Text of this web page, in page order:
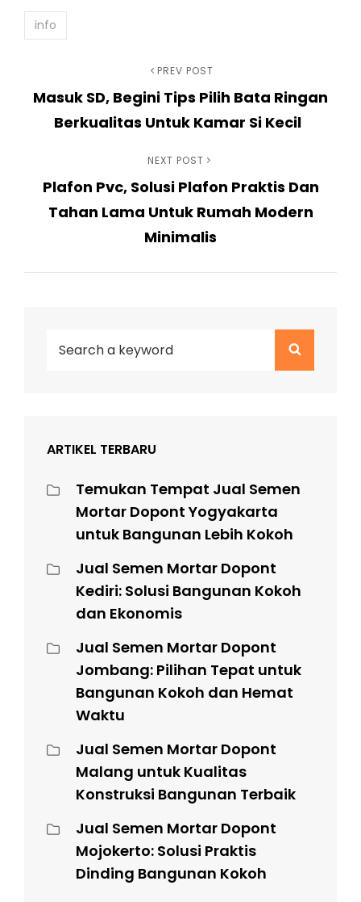
info
pos
Post
PREV POST
Masuk SD, Begini Tips Pilih Bata Ringan
Berkualitas Untuk Kamar Si Kecil
Post
NEXT POST
Plafon Pvc, Solusi Plafon Praktis Dan
Tahan Lama Untuk Rumah Modern
Minimalis
Search
ARTIKEL TERBARU
Temukan Tempat Jual Semen
Mortar Dopont Yogyakarta
untuk Bangunan Lebih Kokoh
Jual Semen Mortar Dopont
Kediri: Solusi Bangunan Kokoh
dan Ekonomis
Jual Semen Mortar Dopont
Jombang: Pilihan Tepat untuk
Bangunan Kokoh dan Hemat
Waktu
Jual Semen Mortar Dopont
Malang untuk Kualitas
Konstruksi Bangunan Terbaik
Jual Semen Mortar Dopont
Mojokerto: Solusi Praktis
Dinding Bangunan Kokoh